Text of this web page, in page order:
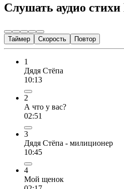
Слушать аудио
Таймер Скорость Повтор
1
Дядя Стёпа
10:13
2
А что у вас?
02:51
3
Дядя Стёпа - милиционер
10:45
4
Мой щенок